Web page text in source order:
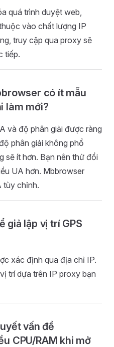
quá trình duyệt web,
vào chất lượng IP
truy cập qua proxy sẽ
tiếp.
có ít mẫu
làm mới?
và độ phân giải được ràng
phân giải không phổ
sẽ ít hơn. Bạn nên thử đổi
UA hơn. Mbbrowser
tùy chỉnh.
giả lập vị trí GPS
xác định qua địa chỉ IP.
trí dựa trên IP proxy bạn
vấn đề
CPU/RAM khi mở